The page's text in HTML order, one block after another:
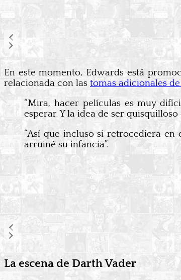
En este momento, Edwards está
relacionada con las tomas adicionales
“Mira, hacer películas es muy
esperar. Y la idea de ser
“Así que incluso si retrocediera
arruiné su infancia”.
La escena de Darth Vader